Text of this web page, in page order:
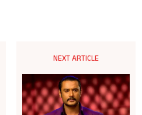
NEXT ARTICLE